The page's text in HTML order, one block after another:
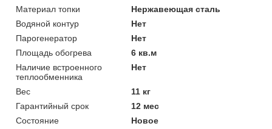
Материал топки
Нержавеющая сталь
Водяной контур
Нет
Парогенератор
Нет
Площадь обогрева
6 кв.м
Наличие встроенного
теплообменника
Нет
Вес
11 кг
Гарантийный срок
12 мес
Состояние
Новое